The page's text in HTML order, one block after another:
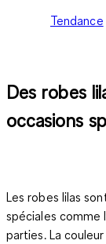
Tendance
Des robes
occasions
Les robes lilas
spéciales comme
parties. La